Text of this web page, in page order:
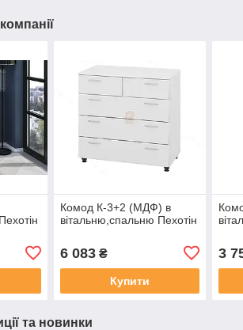
Комод К-3+2 (МДФ) в
вітальню,спальню Пехотін
6 083₴
Купити
3
та новинки